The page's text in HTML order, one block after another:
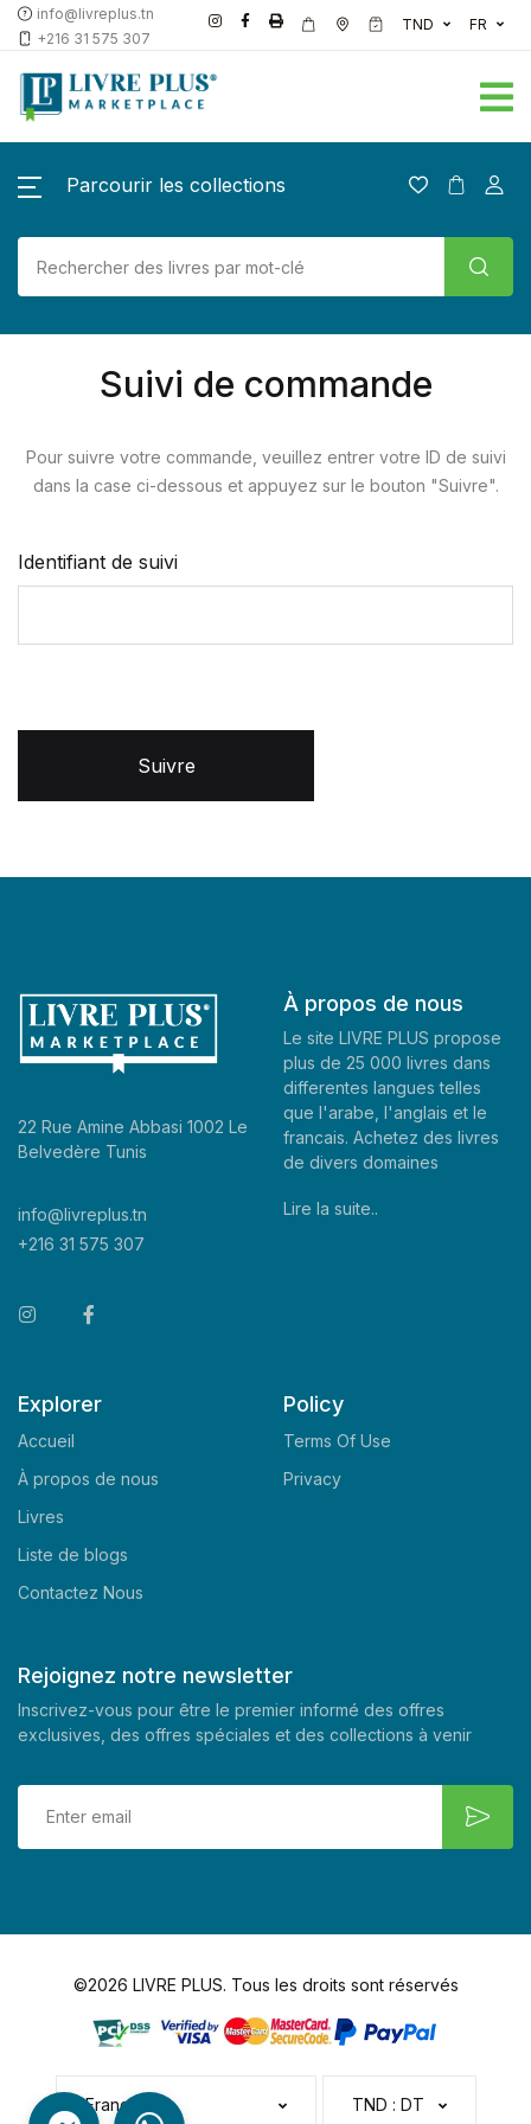
info@livreplus.tn
+216 31 575 307
TND FR
Parcourir les collections
Suivi de commande
Pour suivre votre commande, veuillez entrer votre ID de suivi
dans la case ci-dessous et appuyez sur le bouton "Suivre".
Identifiant de suivi
Suivre
22 Rue Amine Abbasi 1002 Le
Belvedère Tunis
info@livreplus.tn
+216 31 575 307
À propos de nous
Le site LIVRE PLUS propose
plus de 25 000 livres dans
differentes langues telles
que l'arabe, l'anglais et le
francais. Achetez des livres
de divers domaines
Lire la suite..
Explorer
Accueil
À propos de nous
Livres
Liste de blogs
Contactez Nous
Policy
Terms Of Use
Privacy
Rejoignez notre newsletter
Inscrivez-vous pour être le premier informé des offres
exclusives, des offres spéciales et des collections à venir
©2026 LIVRE PLUS. Tous les droits sont réservés
Français TND : DT